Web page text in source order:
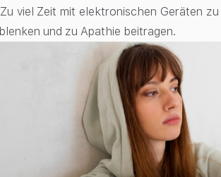
Zu viel Zeit mit elektronischen Geräten
und zu Apathie beitragen.